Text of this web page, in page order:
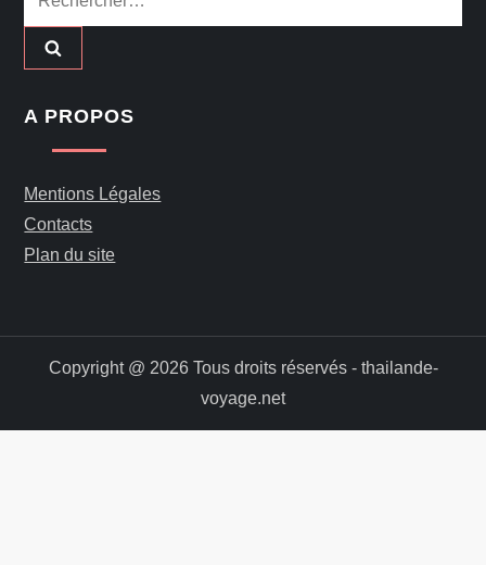
A PROPOS
Mentions Légales
Contacts
Plan du site
Copyright @ 2026 Tous droits réservés - thailande-
voyage.net